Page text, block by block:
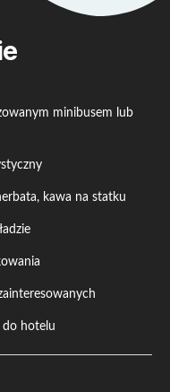
minibusem lub
kawa na statku
hotelu